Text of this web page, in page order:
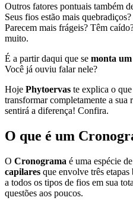
Outros fatores pontuais também
Seus fios estão mais
Parecem mais frágeis? Têm
muito.
É a partir daqui que se monta
Você já ouviu falar nele?
Hoje Phytoervas te explica o
transformar completamente a sua
sentirá a diferença! Confira.
O que é um
O Cronograma é uma espécie de
capilares que envolve três
a todos os tipos de fios em sua
questões aos poucos.